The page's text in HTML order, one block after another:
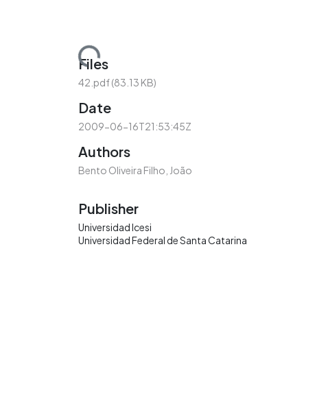
Loading...
Files
42.pdf(83.13 KB)
Date
2009-06-16T21:53:45Z
Authors
Bento Oliveira Filho, João
Publisher
Universidad Icesi
Universidad Federal de Santa Catarina